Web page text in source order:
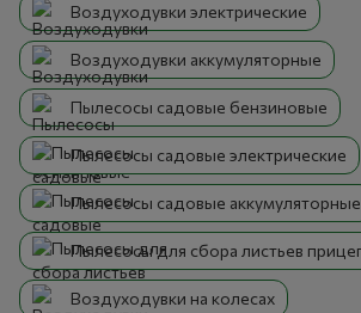
Воздуходувки электрические
Воздуходувки аккумуляторные
Пылесосы садовые бензиновые
Пылесосы садовые электрические
Пылесосы садовые аккумуляторные
Воздуходувки на колесах